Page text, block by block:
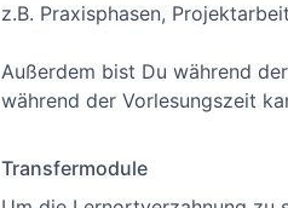
z.B. Praxisphasen,
Außerdem bist Du während
während der Vorlesungszeit
Transfermodule